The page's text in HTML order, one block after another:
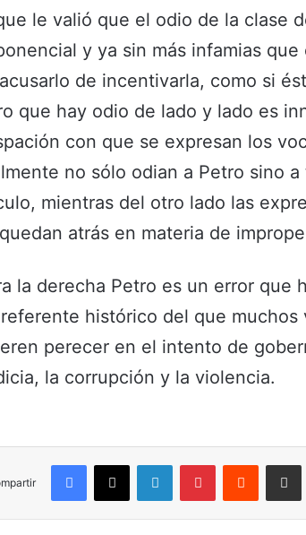
le valió que el odio de la clase
y ya sin más infamias
de incentivarla, como si
que hay odio de lado y lado es
con que se expresan los
no sólo odian a Petro sino
mientras del otro lado las
atrás en materia de
la derecha Petro es un error que
histórico del que
perecer en el intento de
la corrupción y la violencia.
Facebook
X LinkedInPinterestReddit